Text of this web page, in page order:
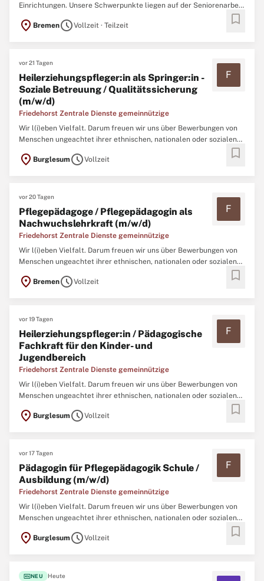
Einrichtungen. Unsere Schwerpunkte liegen auf der Seniorenarbeit,
der Unterstützung von Menschen mit psychischen Erkrankungen
und der Familien-, Kinder- und Jugendhilfe. Die Unterstützung der
location_on BremenscheduleVollzeit · Teilzeit bookmark
vor 21 Tagen
Heilerziehungspfleger:in als Springer:in -
Soziale Betreuung / Qualitätssicherung
(m/w/d)
Friedehorst Zentrale Dienste gemeinnützige
F
Wir l(i)eben Vielfalt. Darum freuen wir uns über Bewerbungen von
Menschen ungeachtet ihrer ethnischen, nationalen oder sozialen
Herkunft, ihrer Religion, des Geschlechts, einer Behinderung, des
Alters oder ihrer sexuellen Identität. ...
location_on Burglesum scheduleVollzeit bookmark
vor 20 Tagen
Pflegepädagoge / Pflegepädagogin als
Nachwuchslehrkraft (m/w/d)
Friedehorst Zentrale Dienste gemeinnützige
F
Wir l(i)eben Vielfalt. Darum freuen wir uns über Bewerbungen von
Menschen ungeachtet ihrer ethnischen, nationalen oder sozialen
Herkunft, ihrer Religion, des Geschlechts, einer Behinderung, des
Alters oder ihrer sexuellen Identität. ...
location_on BremenscheduleVollzeit bookmark
vor 19 Tagen
Heilerziehungspfleger:in / Pädagogische
Fachkraft für den Kinder- und
Jugendbereich
Friedehorst Zentrale Dienste gemeinnützige
F
Wir l(i)eben Vielfalt. Darum freuen wir uns über Bewerbungen von
Menschen ungeachtet ihrer ethnischen, nationalen oder sozialen
Herkunft, ihrer Religion, des Geschlechts, einer Behinderung, des
Alters oder ihrer sexuellen Identität. ...
location_on Burglesum scheduleVollzeit bookmark
vor 17 Tagen
Pädagogin für Pflegepädagogik Schule /
Ausbildung (m/w/d)
Friedehorst Zentrale Dienste gemeinnützige
F
Wir l(i)eben Vielfalt. Darum freuen wir uns über Bewerbungen von
Menschen ungeachtet ihrer ethnischen, nationalen oder sozialen
Herkunft, ihrer Religion, des Geschlechts, einer Behinderung, des
Alters oder ihrer sexuellen Identität. ...
location_on Burglesum scheduleVollzeit bookmark
fiber_newNEU Heute